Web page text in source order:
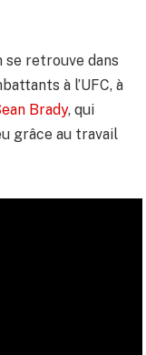
se retrouve dans
à l’UFC, à
Brady, qui
grâce au travail